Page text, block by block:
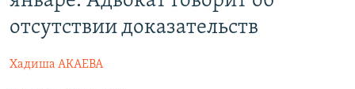
главной
Вернутся
ПОДПИШИТЕСЬ НА НАС В СОЦСЕТЯХ
отсутствии доказательств
Хадиша АКАЕВА